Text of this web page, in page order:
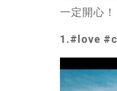
一定開心！
1.#love